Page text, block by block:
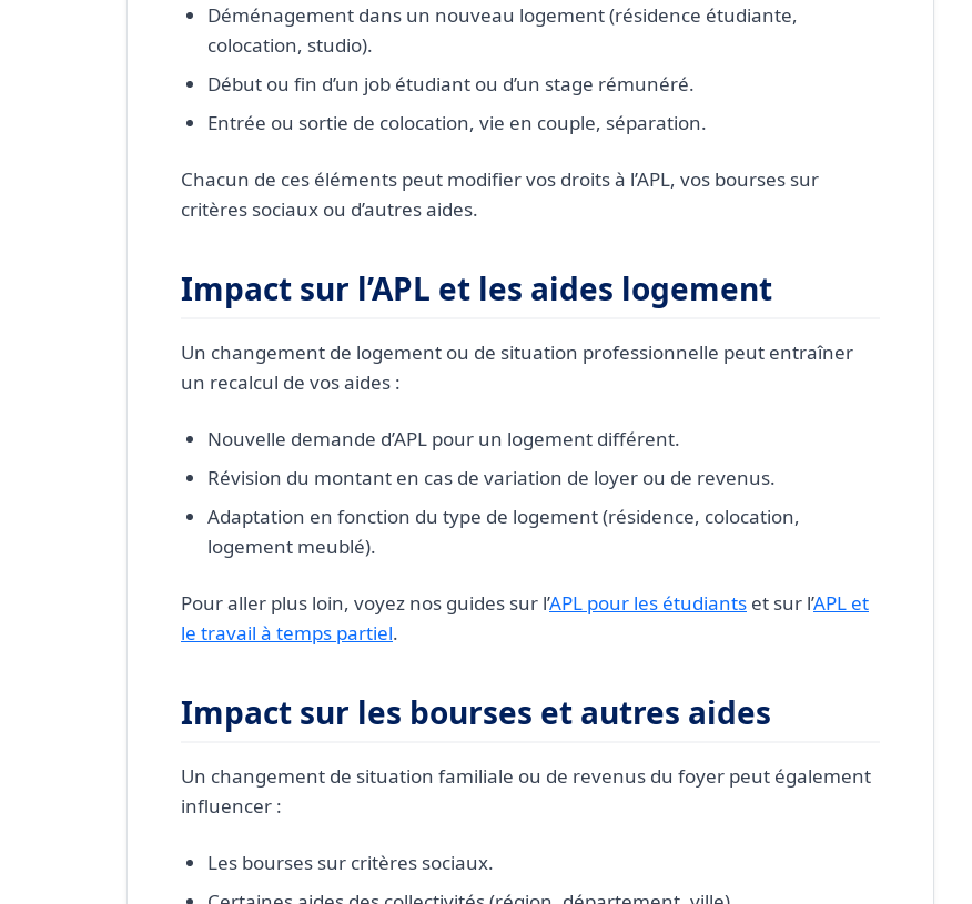
Déménagement dans un nouveau logement (résidence étudiante,
colocation, studio).
Début ou fin d’un job étudiant ou d’un stage rémunéré.
Entrée ou sortie de colocation, vie en couple, séparation.
Chacun de ces éléments peut modifier vos droits à l’APL, vos bourses sur
critères sociaux ou d’autres aides.
Impact sur l’APL et les aides logement
Un changement de logement ou de situation professionnelle peut entraîner
un recalcul de vos aides :
Nouvelle demande d’APL pour un logement différent.
Révision du montant en cas de variation de loyer ou de revenus.
Adaptation en fonction du type de logement (résidence, colocation,
logement meublé).
Pour aller plus loin, voyez nos guides sur l’APL pour les étudiants et sur l’APL et
le travail à temps partiel.
Impact sur les bourses et autres aides
Un changement de situation familiale ou de revenus du foyer peut également
influencer :
Les bourses sur critères sociaux.